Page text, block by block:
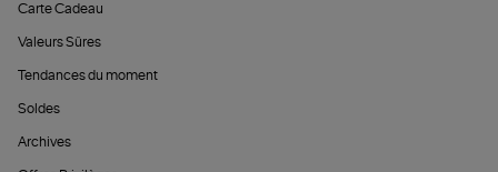
Carte Cadeau
Valeurs Sûres
Tendances du moment
Soldes
Archives